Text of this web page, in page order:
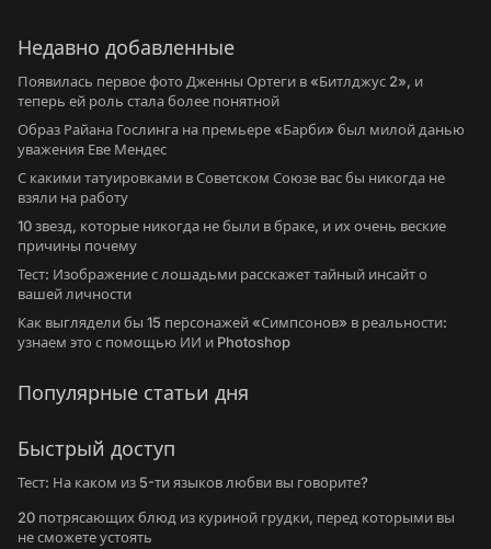
Недавно добавленные
Появилась первое фото Дженны Ортеги в «Битлджус 2», и
теперь ей роль стала более понятной
Образ Райана Гослинга на премьере «Барби» был милой данью
уважения Еве Мендес
С какими татуировками в Советском Союзе вас бы никогда не
взяли на работу
10 звезд, которые никогда не были в браке, и их очень веские
причины почему
Тест: Изображение с лошадьми расскажет тайный инсайт о
вашей личности
Как выглядели бы 15 персонажей «Симпсонов» в реальности:
узнаем это с помощью ИИ и Photoshop
Популярные статьи дня
Быстрый доступ
Тест: На каком из 5-ти языков любви вы говорите?
20 потрясающих блюд из куриной грудки, перед которыми вы
не сможете устоять